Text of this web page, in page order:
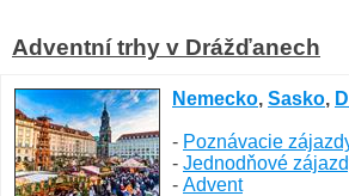
Adventní trhy v Drážďanech
Nemecko, Sasko,
- Poznávacie
- Jednodňové
- Advent